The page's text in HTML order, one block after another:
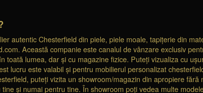
autentic Chesterfield din piele, piele moale, tapițerie din
Această companie este canalul de vânzare exclusiv
toată lumea, dar și cu magazine fizice. Puteți vizualiza cu
lucru este valabil și pentru mobilierul personalizat
puteți vizita un showroom/magazin din apropiere
și numai pentru tine. În showroom poți vedea multe